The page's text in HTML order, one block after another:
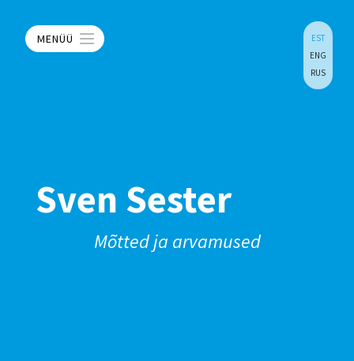
MENÜÜ
EST
ENG
RUS
Sven Sester
Mõtted ja arvamused